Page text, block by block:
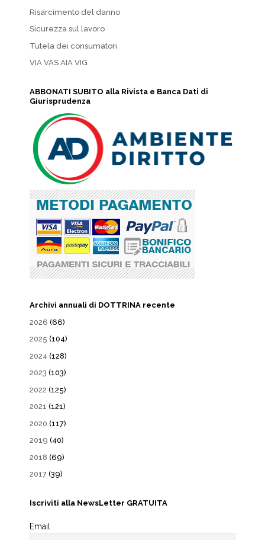
Risarcimento del danno
Sicurezza sul lavoro
Tutela dei consumatori
VIA VAS AIA VIG
ABBONATI SUBITO alla Rivista e Banca Dati di
Giurisprudenza
Archivi annuali di DOTTRINA recente
2026 (66)
2025 (104)
2024 (128)
2023 (103)
2022 (125)
2021 (121)
2020 (117)
2019 (40)
2018 (69)
2017 (39)
Iscriviti alla NewsLetter GRATUITA
Email